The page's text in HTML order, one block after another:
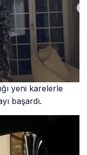
yeni karelerle
başardı.